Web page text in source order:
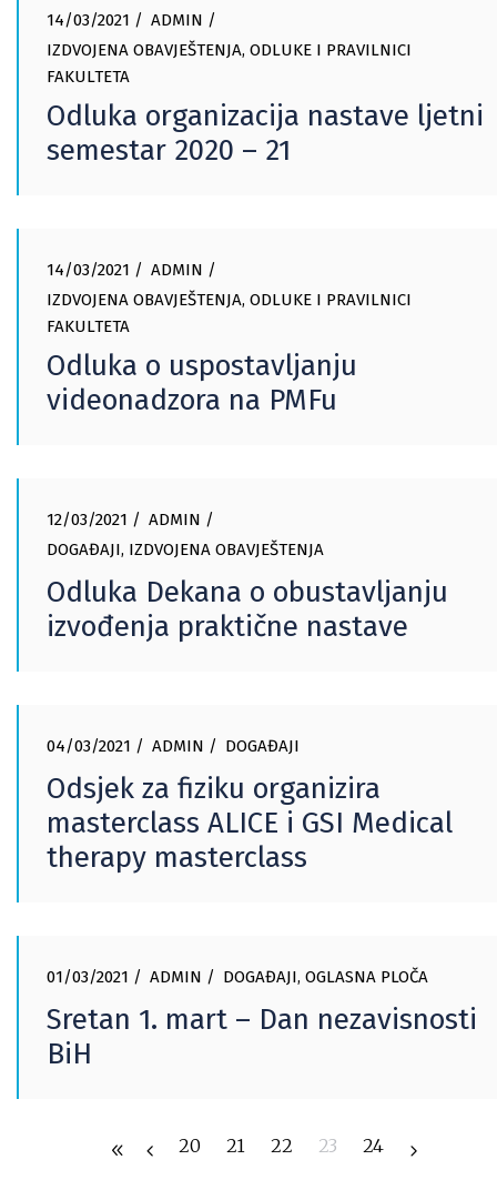
14/03/2021
ADMIN
IZDVOJENA OBAVJEŠTENJA, ODLUKE I PRAVILNICI
FAKULTETA
Odluka organizacija nastave ljetni
semestar 2020 – 21
14/03/2021
ADMIN
IZDVOJENA OBAVJEŠTENJA, ODLUKE I PRAVILNICI
FAKULTETA
Odluka o uspostavljanju
videonadzora na PMFu
12/03/2021
ADMIN
DOGAĐAJI, IZDVOJENA OBAVJEŠTENJA
Odluka Dekana o obustavljanju
izvođenja praktične nastave
04/03/2021 ADMIN DOGAĐAJI
Odsjek za fiziku organizira
masterclass ALICE i GSI Medical
therapy masterclass
01/03/2021 ADMIN DOGAĐAJI, OGLASNA PLOČA
Sretan 1. mart – Dan nezavisnosti
BiH
20 21 22 23 24